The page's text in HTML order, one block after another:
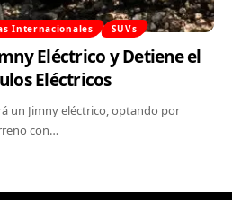
Internacionales SUVs
Eléctrico y Detiene el
Eléctricos
un Jimny eléctrico, optando por
con…